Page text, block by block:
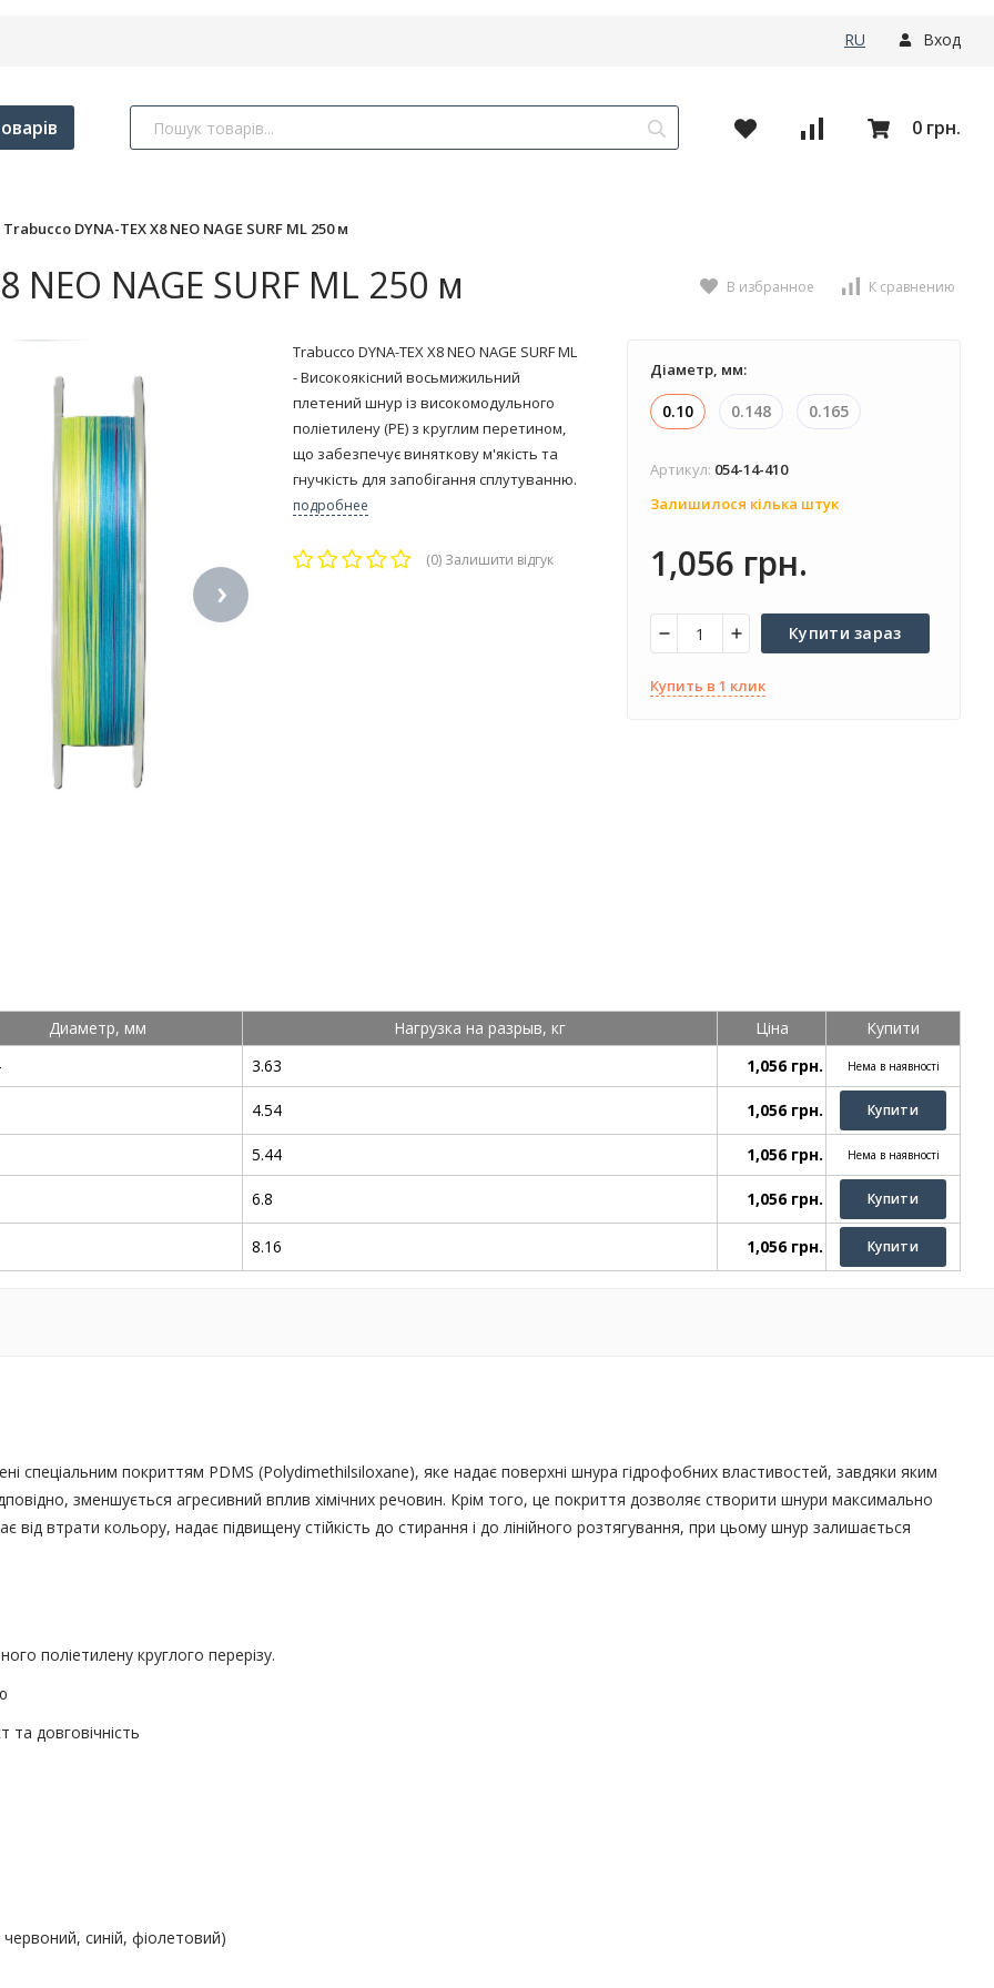
RU Вход
0 грн.
DYNA-TEX X8 NEO NAGE SURF ML 250 м
NAGE SURF ML 250 м В избранное К сравнению
›
Trabucco DYNA-TEX X8 NEO NAGE SURF ML
- Високоякісний восьмижильний
плетений шнур із високомодульного
поліетилену (PE) з круглим перетином,
що забезпечує виняткову м'якість та
гнучкість для запобігання сплутуванню.
подробнее
(0) Залишити відгук
Діаметр, мм:
0.10 0.148 0.165
Артикул: 054-14-410
Залишилося кілька штук
1,056 грн.
Купити зараз
Купить в 1 клик
Диаметр, мм Нагрузка на разрыв, кг Ціна
Купити
3.63 1,056 грн. Нема в наявності
4.54 1,056 грн.
5.44 1,056 грн. Нема в наявності
6.8 1,056 грн.
8.16 1,056 грн.
спеціальним покриттям PDMS (Polydimethilsiloxane), яке надає поверхні шнура гідрофобних властивостей, завдяки яким
зменшується агресивний вплив хімічних речовин. Крім того, це покриття дозволяє створити шнури максимально
від втрати кольору, надає підвищену стійкість до стирання і до лінійного розтягування, при цьому шнур залишається
поліетилену круглого перерізу.
довговічність
синій, фіолетовий)